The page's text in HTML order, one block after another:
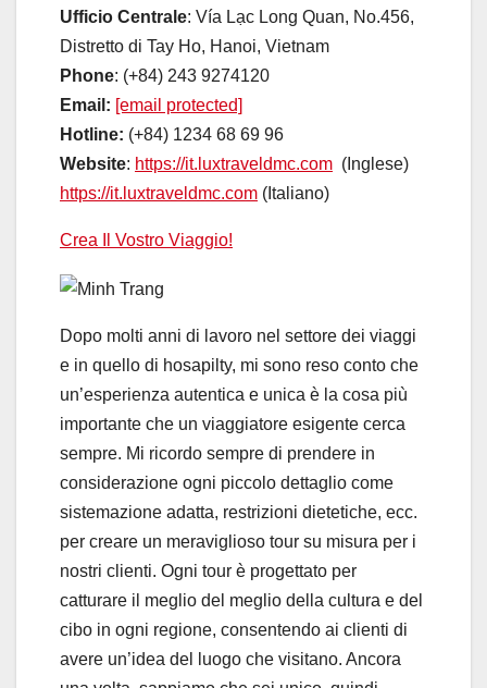
Ufficio Centrale: Vía Lạc Long Quan, No.456,
Distretto di Tay Ho, Hanoi, Vietnam
Phone: (+84) 243 9274120
Email: [email protected]
Hotline: (+84) 1234 68 69 96
Website: https://it.luxtraveldmc.com (Inglese)
https://it.luxtraveldmc.com (Italiano)
Crea Il Vostro Viaggio!
Dopo molti anni di lavoro nel settore dei viaggi
e in quello di hosapilty, mi sono reso conto che
un’esperienza autentica e unica è la cosa più
importante che un viaggiatore esigente cerca
sempre. Mi ricordo sempre di prendere in
considerazione ogni piccolo dettaglio come
sistemazione adatta, restrizioni dietetiche, ecc.
per creare un meraviglioso tour su misura per i
nostri clienti. Ogni tour è progettato per
catturare il meglio del meglio della cultura e del
cibo in ogni regione, consentendo ai clienti di
avere un’idea del luogo che visitano. Ancora